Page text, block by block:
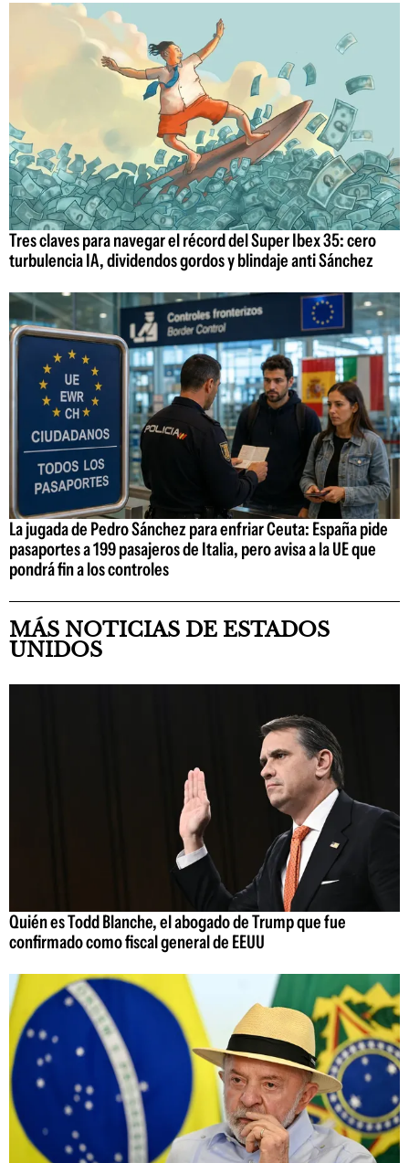
Tres claves para navegar el récord del Super Ibex 35: cero
turbulencia IA, dividendos gordos y blindaje anti Sánchez
La jugada de Pedro Sánchez para enfriar Ceuta: España pide
pasaportes a 199 pasajeros de Italia, pero avisa a la UE que
pondrá fin a los controles
MÁS NOTICIAS DE ESTADOS
UNIDOS
Quién es Todd Blanche, el abogado de Trump que fue
confirmado como fiscal general de EEUU